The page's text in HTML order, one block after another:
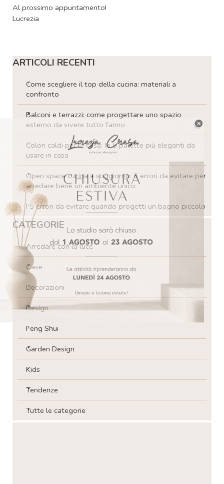
Al prossimo appuntamento!
Lucrezia
Salta blocco ARTICOLI RECENTI
ARTICOLI RECENTI
Come scegliere il top della cucina: materiali a
confronto
Balconi e terrazzi: come progettare uno spazio
esterno da vivere tutto l'anno
Colori caldi per la casa: le 5 palette più eleganti da
usare in casa
Open space cucina e soggiorno: 6 errori da evitare per
arredare bene un ambiente unico
I 5 errori da evitare quando progetti un bagno piccolo
Salta blocco CATEGORIE
CATEGORIE
Arredare con la luce
Case
Decorazioni
Design
Feng Shui
Garden Design
Kids
Tendenze
Tutte le categorie